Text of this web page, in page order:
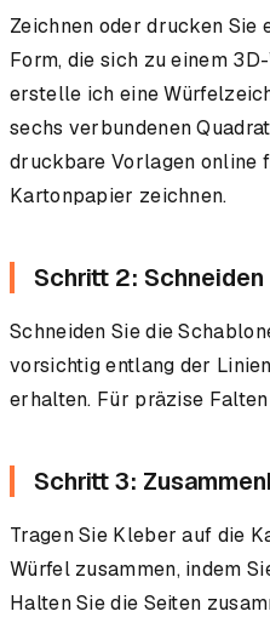
Zeichnen oder drucken Sie
Form, die sich zu einem
erstelle ich eine
sechs verbundenen
druckbare Vorlagen online
Kartonpapier zeichnen.
Schritt 2:
Schneiden Sie die
vorsichtig entlang der
erhalten. Für präzise
Schritt 3:
Tragen Sie Kleber auf die
Würfel zusammen, indem
Halten Sie die Seiten